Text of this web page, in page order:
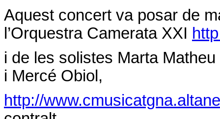
Aquest concert va posar de
l’Orquestra Camerata XXI
i de les solistes Marta Matheu
i Mercé Obiol,
http://